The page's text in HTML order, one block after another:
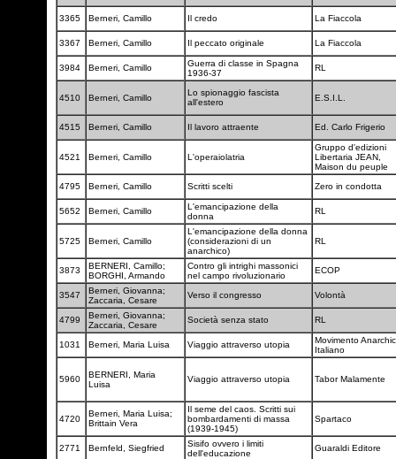
3365 Berneri, Camillo Il credo La Fiaccola
3367 Berneri, Camillo Il peccato originale La Fiaccola
3984 Berneri, Camillo
Guerra di classe in Spagna
1936-37
RL
4510 Berneri, Camillo
Lo spionaggio fascista
all'estero
E.S.I.L.
4515 Berneri, Camillo Il lavoro attraente Ed. Carlo Frigerio
4521 Berneri, Camillo L'operaiolatria
Gruppo d'edizioni
Libertaria JEAN,
Maison du peuple
4795
Berneri, Camillo Scritti scelti Zero in condotta
5652 Berneri, Camillo
L'emancipazione della
donna
RL
5725 Berneri, Camillo
L'emancipazione della donna
(considerazioni di un
anarchico)
RL
3873
BERNERI, Camillo;
BORGHI, Armando
Contro gli intrighi massonici
nel campo rivoluzionario
ECOP
3547
Berneri, Giovanna;
Zaccaria, Cesare
Verso il congresso Volontà
4799
Berneri, Giovanna;
Zaccaria, Cesare
Società senza stato RL
1031 Berneri, Maria Luisa Viaggio attraverso utopia
Movimento
Italiano
5960
BERNERI, Maria
Luisa
Viaggio attraverso utopia Tabor Malamente
4720
Berneri, Maria Luisa;
Brittain Vera
Il seme del caos. Scritti sui
bombardamenti di massa
(1939-1945)
Spartaco
2771 Bernfeld, Siegfried
Sisifo ovvero i limiti
dell'educazione
Guaraldi Editore